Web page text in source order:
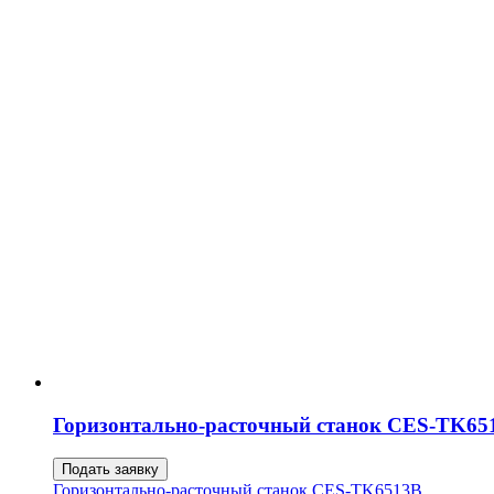
Горизонтально-расточный станок CES-
Подать заявку